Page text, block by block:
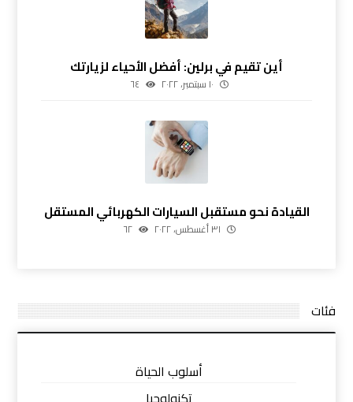
أين تقيم في برلين: أفضل الأحياء لزيارتك
١٠ سبتمبر، ٢٠٢٢ ٦٤
القيادة نحو مستقبل السيارات الكهربائي المستقل
٣١ أغسطس، ٢٠٢٢ ٦٢
فئات
أسلوب الحياة